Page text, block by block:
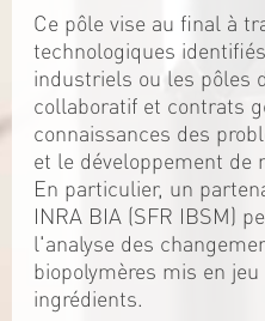
Ce pôle vise au final à
technologiques
industriels ou les pôles
collaboratif et contrats
connaissances des
et le développement de
En particulier, un
INRA BIA (SFR IBSM)
l'analyse des
biopolymères mis en
ingrédients.